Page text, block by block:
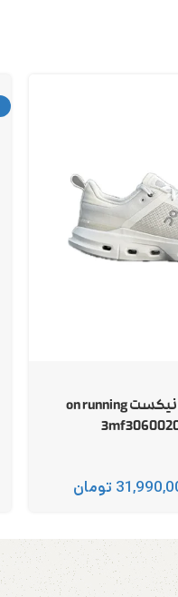
آن رانینگ کلودپالس نیکست on running
تومان